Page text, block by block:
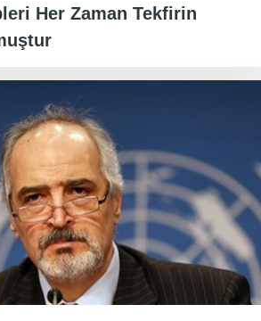
Her Zaman Tekfirin